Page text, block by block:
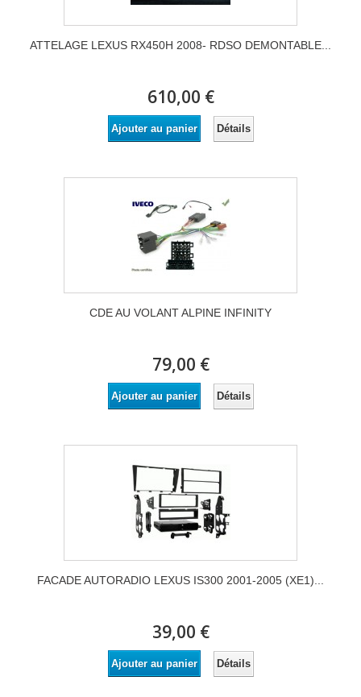
ATTELAGE LEXUS RX450H 2008- RDSO DEMONTABLE...
610,00 €
Ajouter au panier Détails
CDE AU VOLANT ALPINE INFINITY
79,00 €
Ajouter au panier Détails
FACADE AUTORADIO LEXUS IS300 2001-2005 (XE1)...
39,00 €
Ajouter au panier Détails